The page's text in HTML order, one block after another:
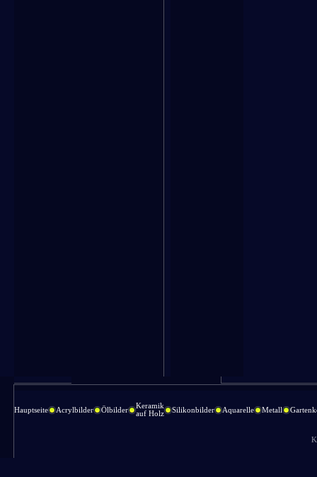
Hauptseite Acrylbilder Ölbilder
Keramik
auf Holz
Silikonbilder Aquarelle Metall